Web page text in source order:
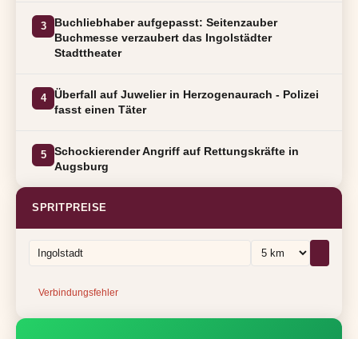
3
Buchliebhaber aufgepasst: Seitenzauber
Buchmesse verzaubert das Ingolstädter
Stadttheater
4
Überfall auf Juwelier in Herzogenaurach - Polizei
fasst einen Täter
5
Schockierender Angriff auf Rettungskräfte in
Augsburg
SPRITPREISE
Verbindungsfehler